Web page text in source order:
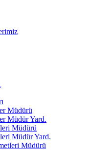
Müdürü
Müdür Yard.
Müdürü
Müdür Yard.
Müdürü